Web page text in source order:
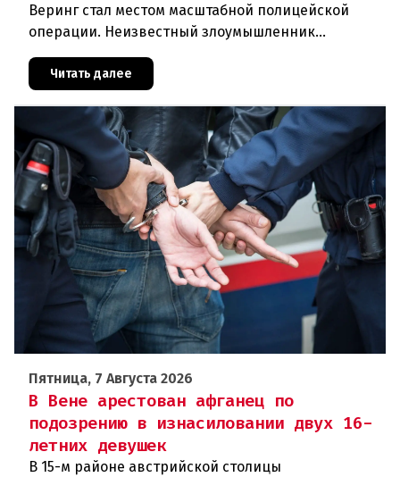
Веринг стал местом масштабной полицейской
операции. Неизвестный злоумышленник
совершил вооружённое нападение на филиал
знаменитого аукционного дома Dorotheu
Читать далее
Пятница, 7 Августа 2026
В Вене арестован афганец по
подозрению в изнасиловании двух 16-
летних девушек
В 15-м районе австрийской столицы